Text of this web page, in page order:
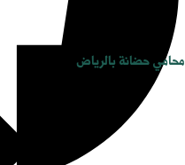
محامي حضانة بالرياض